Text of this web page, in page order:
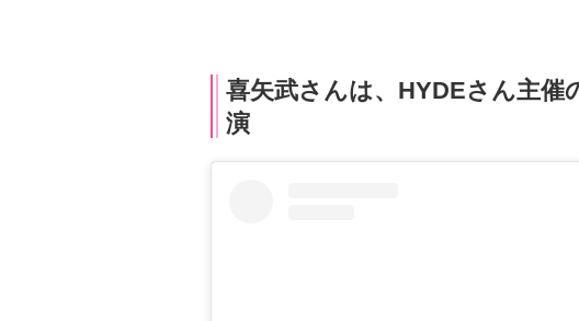
喜矢武さんは、HYDEさん主催
演